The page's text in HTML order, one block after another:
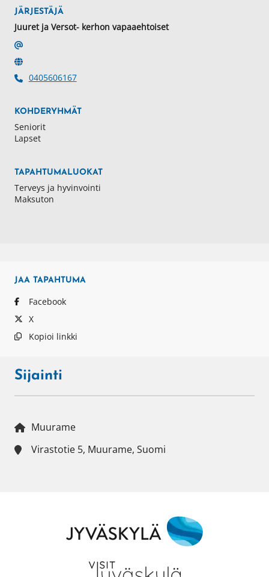
JÄRJESTÄJÄ
Juuret ja Versot- kerhon vapaaehtoiset
0405606167
KOHDERYHMÄT
Seniorit
Lapset
TAPAHTUMALUOKAT
Terveys ja hyvinvointi
Maksuton
JAA TAPAHTUMA
Facebook
X
Kopioi linkki
Sijainti
Muurame
Virastotie 5, Muurame, Suomi